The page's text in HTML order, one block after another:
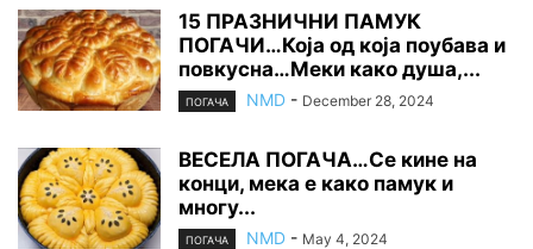
15 ПРАЗНИЧНИ ПАМУК
ПОГАЧИ…Која од која поубава и
повкусна…Меки како душа,...
ПОГАЧА NMD - December 28, 2024
ВЕСЕЛА ПОГАЧА…Се кине на
конци, мека е како памук и
многу...
ПОГАЧА NMD - May 4, 2024